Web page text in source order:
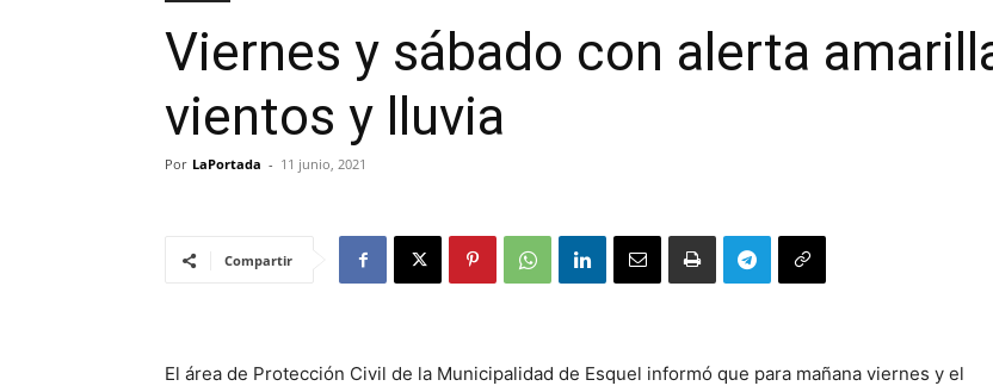
Viernes y sábado con alerta
vientos y lluvia
Por LaPortada - 11 junio, 2021
Compartir
El área de Protección Civil de la Municipalidad de Esquel informó que para mañana viernes y el